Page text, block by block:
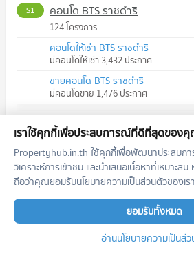
S1 คอนโด BTS ราชดำริ
124 โครงการ
คอนโดให้เช่า BTS ราชดำริ
มีคอนโดให้เช่า 3,432 ประกาศ
ขายคอนโด BTS ราชดำริ
มีคอนโดขาย 1,476 ประกาศ
คอนโด BTS ศาลาแดง
142 โครงการ
คอนโดให้เช่า BTS ศาลาแดง
มีคอนโดให้เช่า 5,435 ประกาศ
มีคอนโดขาย 2,564 ประกาศ
คอนโด BTS สยาม
เราใช้คุกกี้เพื่อประสบการณ์ที่ดีที่สุดของ
Propertyhub.in.th ใช้คุกกี้เพื่อพัฒนาประสบก
วิเคราะห์การเข้าชม และนำเสนอเนื้อหาที่เหมาะ
ถือว่าคุณยอมรับนโยบายความเป็นส่วนตัวของเรา
ยอมรับทั้งหมด
อ่านนโยบายความเป็นส่